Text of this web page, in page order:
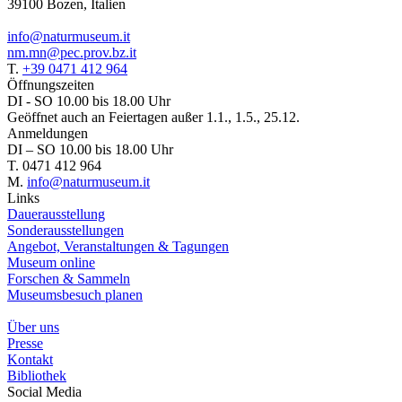
39100 Bozen, Italien
info@naturmuseum.it
nm.mn@pec.prov.bz.it
T. +39 0471 412 964
Öffnungszeiten
DI - SO 10.00 bis 18.00 Uhr
Geöffnet auch an Feiertagen außer 1.1., 1.5., 25.12.
Anmeldungen
DI – SO 10.00 bis 18.00 Uhr
T. 0471 412 964
M. info@naturmuseum.it
Links
Dauerausstellung
Sonderausstellungen
Angebot, Veranstaltungen & Tagungen
Museum online
Forschen & Sammeln
Museumsbesuch planen
Über uns
Presse
Kontakt
Bibliothek
Social Media